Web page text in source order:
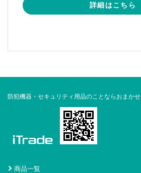
詳細はこちら
防犯機器・セキュリティ用品のことならおまかせ
商品一覧